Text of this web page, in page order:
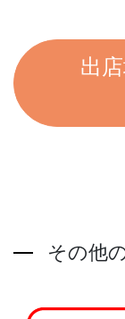
出
その他